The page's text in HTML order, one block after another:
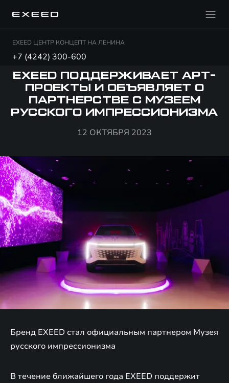
EXEED ЦЕНТР КОНЦЕПТ НА ЛЕНИНА
+7 (4242) 300-600
EXEED ПОДДЕРЖИВАЕТ АРТ-
ПРОЕКТЫ И ОБЪЯВЛЯЕТ О
ПАРТНЕРСТВЕ С МУЗЕЕМ
РУССКОГО ИМПРЕССИОНИЗМА
12 ОКТЯБРЯ 2023
Бренд EXEED стал официальным партнером Музея
русского импрессионизма
В течение ближайшего года EXEED поддержит